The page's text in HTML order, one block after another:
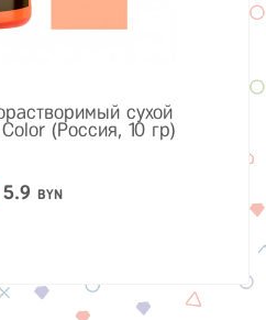
сухой
(Россия, 10 гр)
5.9 BYN